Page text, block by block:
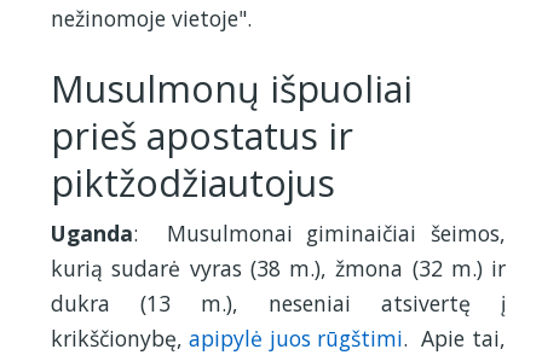
nežinomoje vietoje".
Musulmonų išpuoliai
prieš apostatus ir
piktžodžiautojus
Uganda: Musulmonai giminaičiai šeimos,
kurią sudarė vyras (38 m.), žmona (32 m.) ir
dukra (13 m.), neseniai atsivertę į
krikščionybę, apipylė juos rūgštimi. Apie tai,